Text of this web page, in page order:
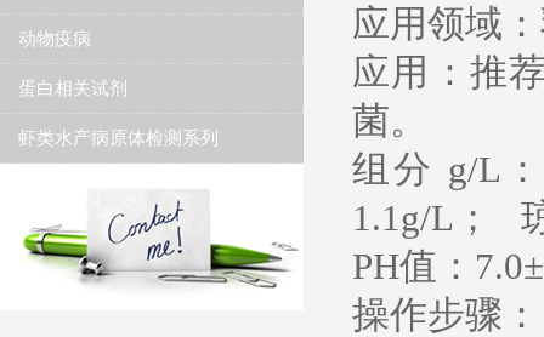
动物疫病
蛋白相关试剂
虾类水产病原体检测系列
应用领域
应用：推
菌。
组分 g/L
1.1g/L；
PH值：
操作步骤：